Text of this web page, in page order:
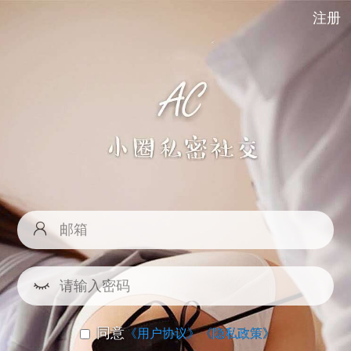
注册
同意《用户协议》《隐私政策》